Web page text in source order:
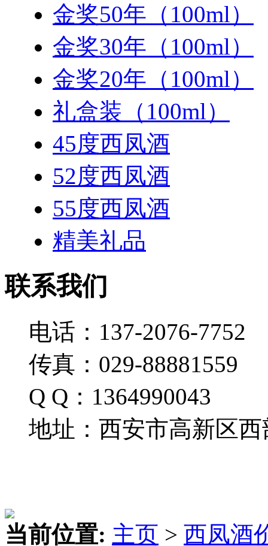
金奖50年（100ml）
金奖30年（100ml）
金奖20年（100ml）
礼盒装（100ml）
45度西凤酒
52度西凤酒
55度西凤酒
精美礼品
联系我们
电话：137-2076-7752
传真：029-88881559
Q Q：1364990043
地址：西安市高新区西
当前位置: 主页 > 西凤酒